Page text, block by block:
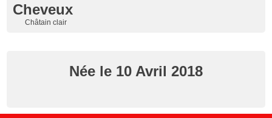
Cheveux
Châtain clair
Née le 10 Avril 2018